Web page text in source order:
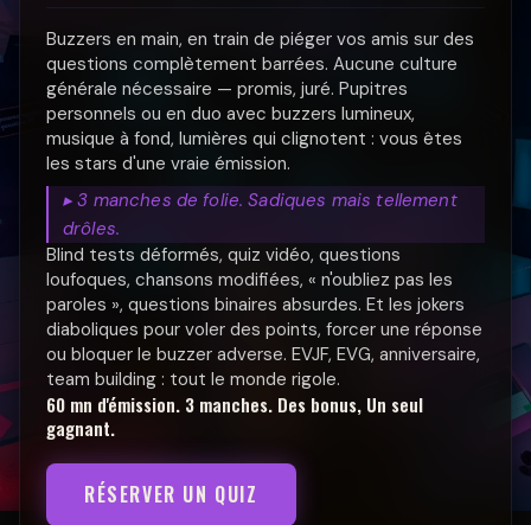
Buzzers en main, en train de piéger vos amis sur des
questions complètement barrées. Aucune culture
générale nécessaire — promis, juré. Pupitres
personnels ou en duo avec buzzers lumineux,
musique à fond, lumières qui clignotent : vous êtes
les stars d'une vraie émission.
▸ 3 manches de folie. Sadiques mais tellement
drôles.
Blind tests déformés, quiz vidéo, questions
loufoques, chansons modifiées, « n'oubliez pas les
paroles », questions binaires absurdes. Et les jokers
diaboliques pour voler des points, forcer une réponse
ou bloquer le buzzer adverse. EVJF, EVG, anniversaire,
team building : tout le monde rigole.
60 mn d'émission. 3 manches. Des bonus, Un seul
gagnant.
RÉSERVER UN QUIZ